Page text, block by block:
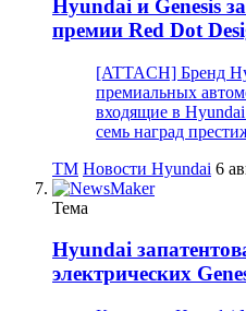
Hyundai и Genesis
премии Red Dot
[ATTACH] Бренд
премиальных
входящие в
семь наград
TM Новости Hyundai 6
Тема
Hyundai
электрических